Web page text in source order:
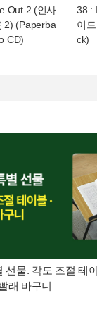
Out 2 (인사
2) (Paperba
CD)
38 :
이
ck)
선물. 각도 조절 테
래 바구니